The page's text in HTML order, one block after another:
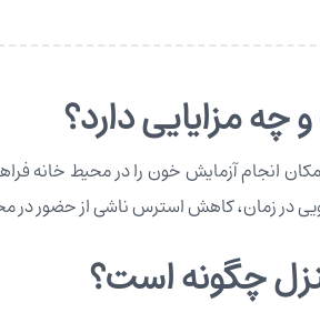
مزایایی دارد؟
انجام آزمایش خون را در محیط خانه
در زمان، کاهش استرس ناشی از حضور در
چگونه است؟